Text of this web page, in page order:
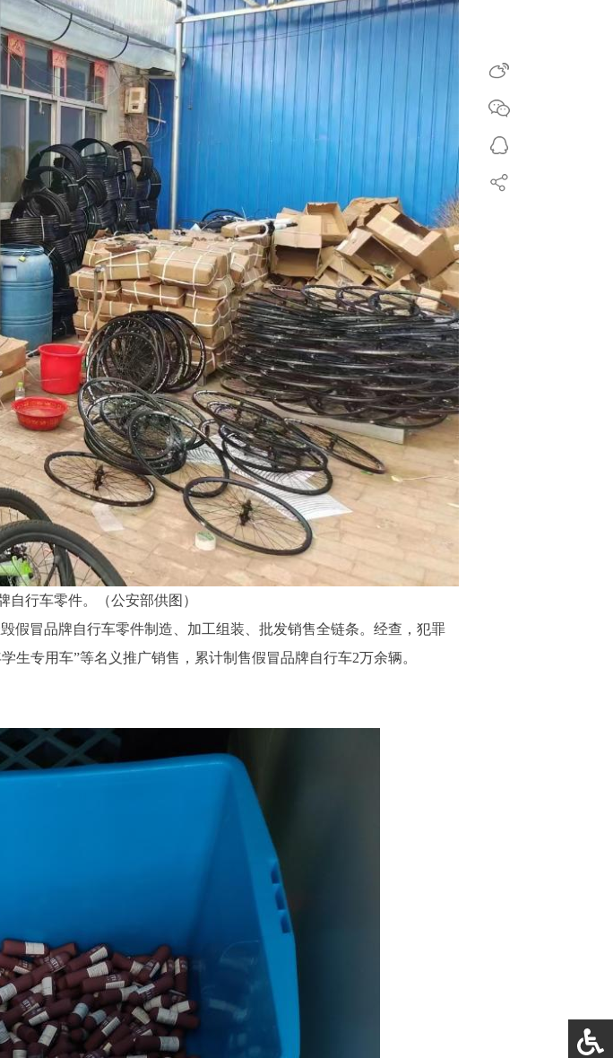
行车零件。（公安部供图）
假冒品牌自行车零件制造、加工组装、批发销售全链条。经查，犯罪
专用车”等名义推广销售，累计制售假冒品牌自行车2万余辆。